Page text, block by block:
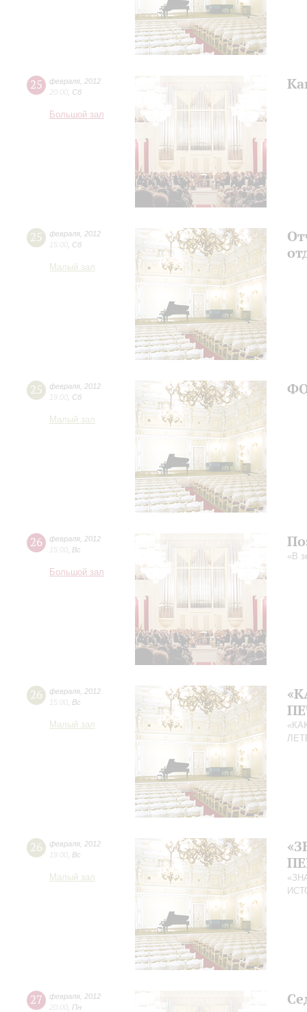
25 февраля 2012
20:00 Сб
Большой зал
25 февраля 2012
15:00 Сб
Малый зал
25 февраля 2012
19:00 Сб
Малый зал
26 февраля 2012
15:00 Вс
Большой зал
«В
26 февраля 2012
15:00 Вс
Малый зал
26 февраля 2012
19:00 Вс
Малый зал
27 февраля 2012
20:00 Пн